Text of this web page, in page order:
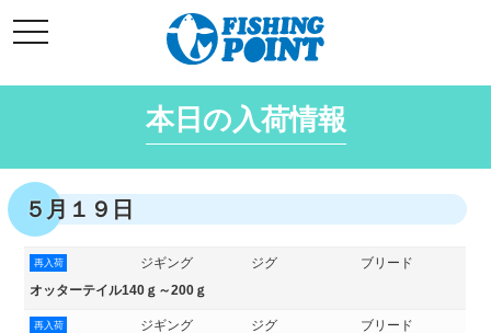
ン
ン
ス
キ
ッ
t
o
l
g
t
o
n
本日の入荷情報
５月１９日
再入荷 ジギング ジグ ブリード
オッターテイル140ｇ～200ｇ
再入荷 ジギング ジグ ブリード